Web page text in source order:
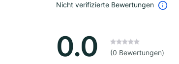
Nicht verifizierte Bewertungen
0.0 (0 Bewertungen)